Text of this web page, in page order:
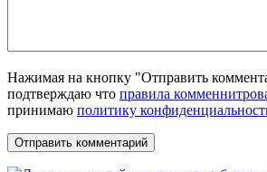
Нажимая на кнопку "Отправить
подтверждаю что правила
принимаю политику